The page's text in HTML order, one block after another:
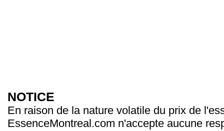
NOTICE
En raison de la nature volatile du prix de
EssenceMontreal.com n'accepte aucune